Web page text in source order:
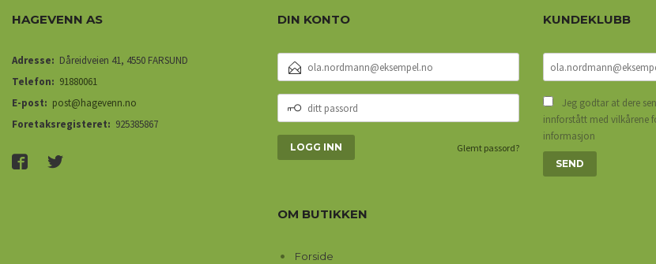
HAGEVENN AS
Adresse: Dåreidveien 41, 4550 FARSUND
Telefon: 91880061
E-post: post@hagevenn.no
Foretaksregisteret: 925385867
DIN KONTO
POSTADRESSE
PASSORD
Glemt passord?
OM BUTIKKEN
Forside
KUNDEKLUBB
Jeg godtar at dere
innforstått med vilkårene
informasjon